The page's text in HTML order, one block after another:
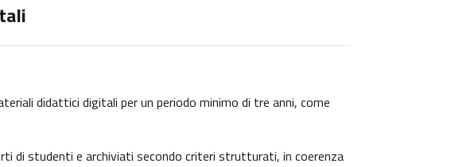
didattici digitali per un periodo minimo di tre anni, come
di studenti e archiviati secondo criteri strutturati, in coerenza